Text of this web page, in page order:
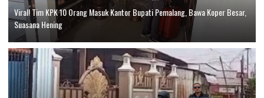
Viral! Tim KPK 10 Orang Masuk Kantor Bupati Pemalang, Bawa Koper Besar,
Suasana Hening